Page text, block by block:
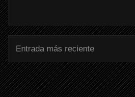
Entrada más reciente